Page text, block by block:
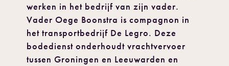
werken in het bedrijf van zijn vader.
Vader Oege Boonstra is compagnon in
het transportbedrijf De Legro. Deze
bodedienst onderhoudt vrachtvervoer
tussen Groningen en Leeuwarden en